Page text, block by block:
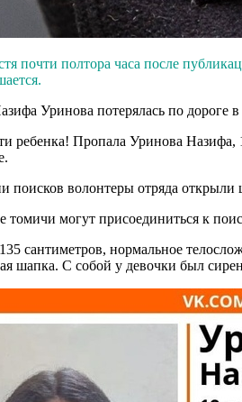
почти полтора часа после
Уринова потерялась по
ребенка! Пропала Уринова Назифа,
поисков волонтеры отряда
могут присоединиться к
сантиметров, нормальное
шапка. С собой у девочки был